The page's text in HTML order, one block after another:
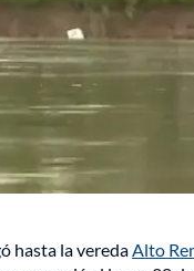
hasta la veredaAlto